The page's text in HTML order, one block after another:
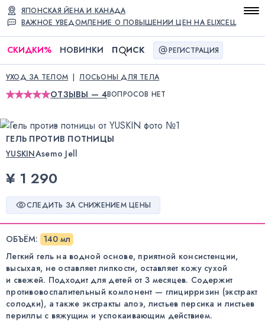
ВАЖНОЕ УВЕДОМЛЕНИЕ О ПОВЫШЕНИИ ЦЕН НА ELIXCELL
ЯПОНСКАЯ ЙЕНА И КАНАДА
СКИДКИ% НОВИНКИ П ИСК РЕГИСТРАЦИЯ
УХОД ЗА ТЕЛОМ ЛОСЬОНЫ ДЛЯ ТЕЛА
ОТЗЫВЫ — 4ВОПРОСОВ НЕТ
ГЕЛЬ ПРОТИВ ПОТНИЦЫ
YUSKINAsemo Jell
¥ 1 290
СЛЕДИТЬ ЗА СНИЖЕНИЕМ ЦЕНЫ
ОБЪЁМ: 140 мл
Легкий гель на водной основе, приятной консистенции,
высыхая, не оставляет липкости, оставляет кожу сухой
и свежей. Подходит для детей от 3 месяцев. Содержит
противовоспалительный компонент — глицирризин (экстракт
солодки), а также экстракты алоэ, листьев персика и листьев
периллы с вяжущим и успокаивающим действием.